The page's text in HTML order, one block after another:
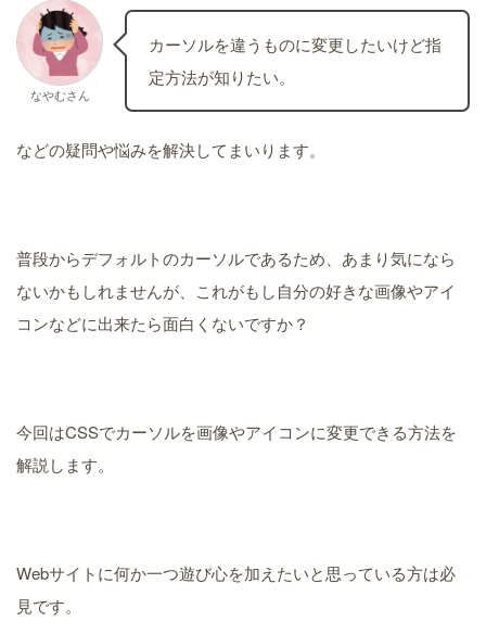
なやむさん
カーソルを違うものに変更したいけど指
定方法が知りたい。
などの疑問や悩みを解決してまいります。
普段からデフォルトのカーソルであるため、あまり気になら
ないかもしれませんが、これがもし自分の好きな画像やアイ
コンなどに出来たら面白くないですか？
今回はCSSでカーソルを画像やアイコンに変更できる方法を
解説します。
Webサイトに何か一つ遊び心を加えたいと思っている方は必
見です。